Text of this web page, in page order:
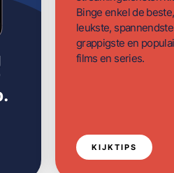
Binge enkel de beste,
leukste,
grappigste en
films en series.
KIJKTIPS